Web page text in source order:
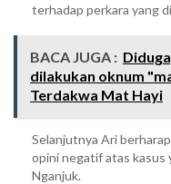
terhadap perkara yang
BACA JUGA :
dilakukan oknum
Terdakwa Mat Hayi
Selanjutnya Ari
opini negatif atas kasus
Nganjuk.